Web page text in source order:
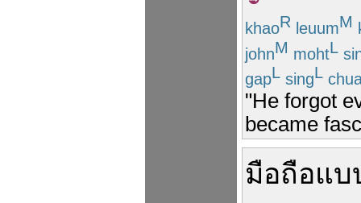
khaoR leuumM
johnM mohtL
gapL singL
"He forgot
became
มือถือแบ